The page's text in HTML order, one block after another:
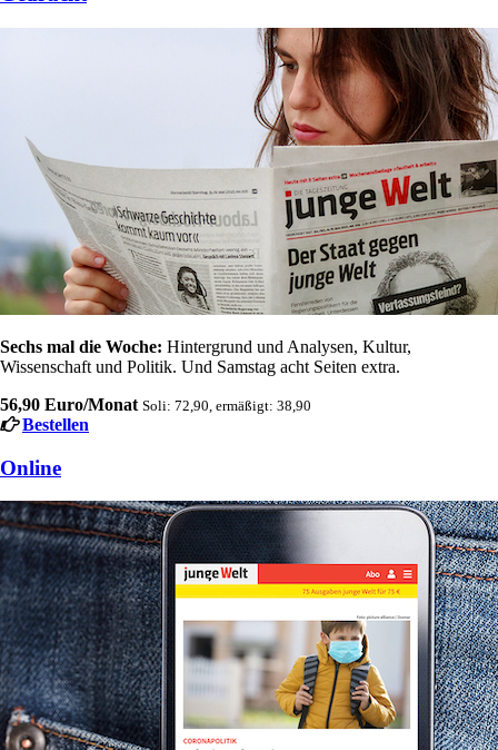
Sechs mal die Woche: Hintergrund und Analysen, Kultur,
Wissenschaft und Politik. Und Samstag acht Seiten extra.
56,90 Euro/Monat Soli: 72,90, ermäßigt: 38,90
Bestellen
Online